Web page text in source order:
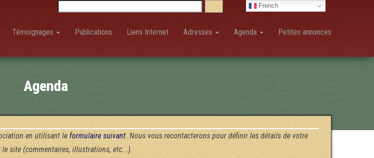
French
Témoignages Publications Liens Internet Adresses Agenda Petites annonces
Agenda
en utilisant le formulaire suivant. Nous vous recontacterons pour définir les détails de votre
site (commentaires, illustrations, etc...).